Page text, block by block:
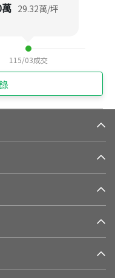
萬 29.32萬/坪
115/03成交